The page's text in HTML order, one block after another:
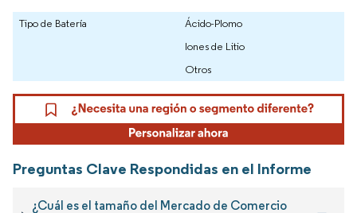
Tipo de Batería
Ácido-Plomo
Iones de Litio
Otros
Preguntas Clave Respondidas en el Informe
¿Cuál es el tamaño del Mercado de Comercio